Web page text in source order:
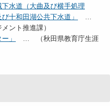
下水道（大曲及び横手処理
十和田湖公共下水道」
ント推進課）
」
… （秋田県教育庁生涯